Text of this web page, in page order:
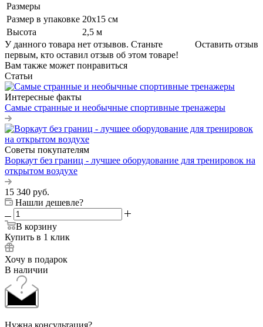
Размеры
Размер в упаковке 20х15 см
Высота
2,5 м
Оставить отзыв
У данного товара нет отзывов. Станьте
первым, кто оставил отзыв об этом товаре!
Вам также может понравиться
Статьи
Интересные факты
Самые странные и необычные спортивные тренажеры
Советы покупателям
Воркаут без границ - лучшее оборудование для тренировок на
открытом воздухе
15 340 руб.
Нашли дешевле?
В корзину
Купить в 1 клик
Хочу в подарок
В наличии
Нужна консультация?